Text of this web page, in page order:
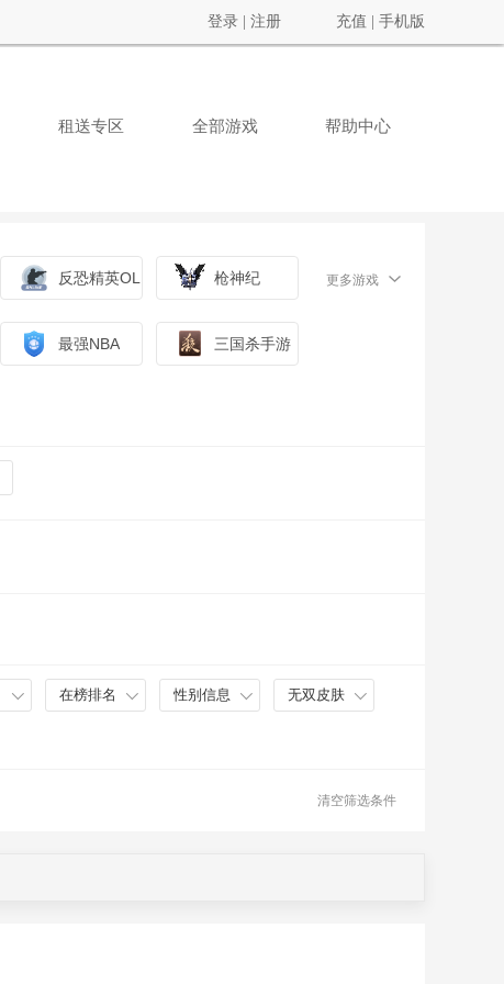
登录 注册 充值 手机版
租送专区 全部游戏 帮助中心
反恐精英OL 枪神纪 更多游戏
最强NBA 三国杀手游
在榜排名 性别信息 无双皮肤
清空筛选条件